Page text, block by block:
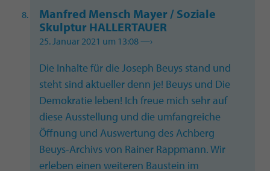
Manfred Mensch Mayer / Soziale
Skulptur HALLERTAUER
25. Januar 2021 um 13:08—›
Die Inhalte für die Joseph Beuys stand und
steht sind aktueller denn je! Beuys und Die
Demokratie leben! Ich freue mich sehr auf
diese Ausstellung und die umfangreiche
Öffnung und Auswertung des Achberg
Beuys-Archivs von Rainer Rappmann. Wir
erleben einen weiteren Baustein im